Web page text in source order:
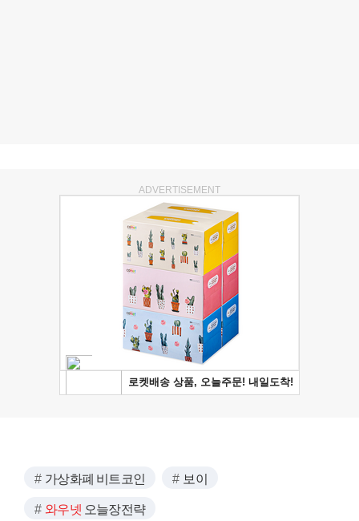
ADVERTISEMENT
가상화폐 비트코인 보이
와우넷 오늘장전략